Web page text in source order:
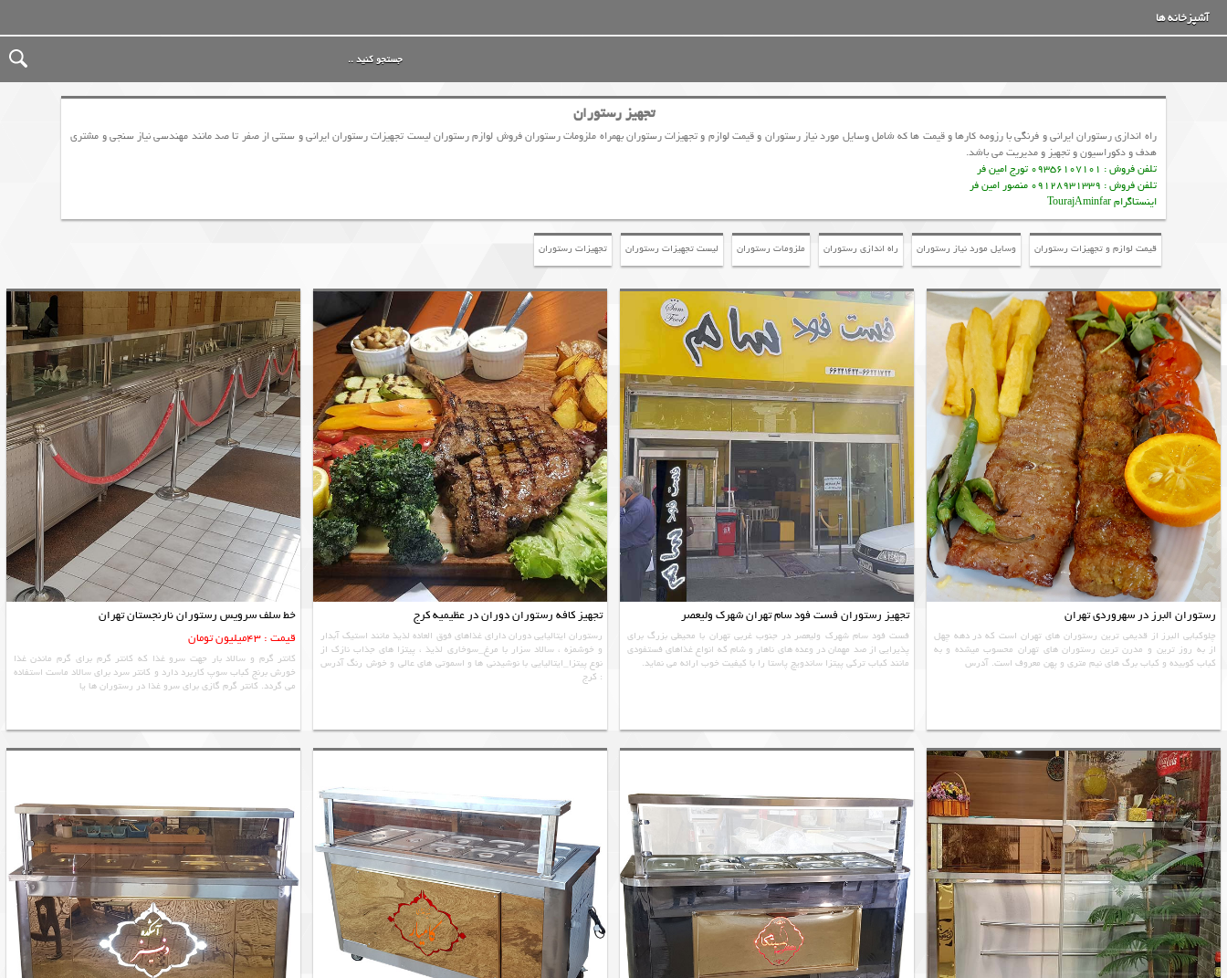
آشپزخانه ها
تجهیز رستوران
راه اندازی رستوران ایرانی و فرنگی با رزومه کارها و قیمت ها که شامل وسایل مورد نیاز رستوران و قیمت لوازم و تجهیزات رستوران بهمراه ملزومات رستوران فروش لوازم رستوران لیست تجهیزات رستوران ایرانی و سنتی از صفر تا صد مانند مهندسی نیاز سنجی و مشتری
هدف و دکوراسیون و تجهیز و مدیریت می باشد.
تلفن فروش : 09356107101 تورج امین فر
تلفن فروش : 09128931339 منصور امین فر
اینستاگرام TourajAminfar
قیمت لوازم و تجهیزات رستوران وسایل مورد نیاز رستوران راه اندازی رستوران ملزومات رستوران لیست تجهیزات رستوران تجهیزات رستوران
رستوران البرز در سهروردی تهران
چلوکبابی البرز از قدیمی ترین رستوران های تهران است که در دهه چهل
از به روز ترین و مدرن ترین رستوران های تهران محسوب میشده و به
کباب کوبیده و کباب برگ های نیم متری و پهن معروف است. آدرس
تجهیز رستوران فست فود سام تهران شهرک ولیعصر
فست فود سام شهرک ولیعصر در جنوب غربی تهران با محیطی بزرگ برای
پذیرایی از صد مهمان در وعده های ناهار و شام که انواع غذاهای فستفودی
مانند کباب ترکی پیتزا ساندویچ پاستا را با کیفیت خوب ارائه می نماید.
تجهیز کافه رستوران دوران در عظیمیه کرج
رستوران ایتالیایی دوران دارای غذاهای فوق العاده لذیذ مانند استیک آبدار
و خوشمزه ، سالاد سزار با مرغ_سوخاری لذیذ ، پیتزا های جذاب نازک از
نوع پیتزا_ایتالیایی با نوشیدنی ها و اسموتی های عالی و خوش رنگ آدرس
: کرج
خط سلف سرویس رستوران نارنجستان تهران
قیمت : 43میلیون تومان
کانتر گرم و سالاد بار جهت سرو غذا که کانتر گرم برای گرم ماندن غذا
خورش برنج کباب سوپ کاربرد دارد و کانتر سرد برای سالاد ماست استفاده
می گردد. کانتر گرم گازی برای سرو غذا در رستوران ها یا